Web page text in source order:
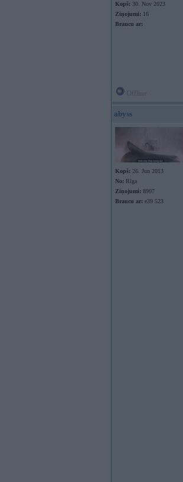
Kopš: 30. Nov 2023
Ziņojumi: 16
Braucu ar:
abyss
Kopš: 26. Jun 2013
No: Rīga
Ziņojumi: 8907
Braucu ar: e39 523